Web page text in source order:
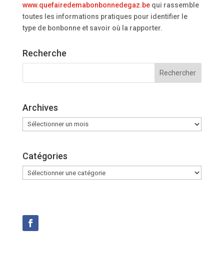
www.quefairedemabonbonnedegaz.bequi rassemble
toutes les informations pratiques pour identifier le
type de bonbonne et savoir où la rapporter.
Recherche
Archives
Archives
Catégories
Catégories